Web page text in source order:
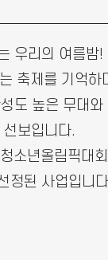
우리의 여름밤!
축제를 기억하
도 높은 무대와
보입니다.
소년올림픽대회
정된 사업입니